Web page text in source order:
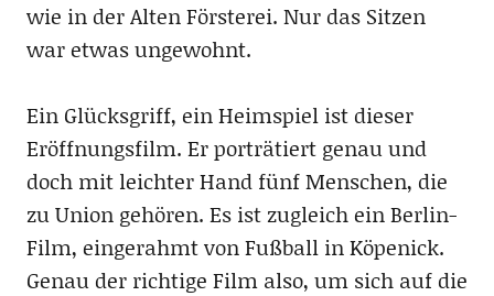
wie in der Alten Försterei. Nur das Sitzen
war etwas ungewohnt.
Ein Glücksgriff, ein Heimspiel ist dieser
Eröffnungsfilm. Er porträtiert genau und
doch mit leichter Hand fünf Menschen, die
zu Union gehören. Es ist zugleich ein Berlin-
Film, eingerahmt von Fußball in Köpenick.
Genau der richtige Film also, um sich auf die